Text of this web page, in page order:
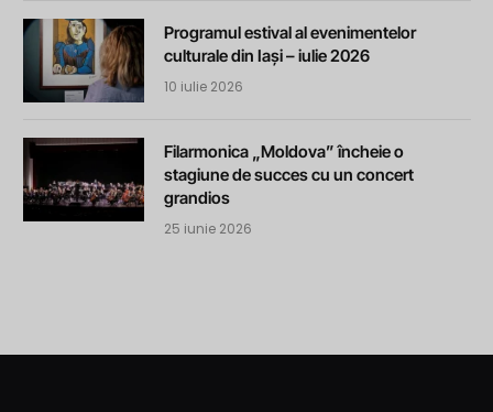
Programul estival al evenimentelor
culturale din Iași – iulie 2026
10 iulie 2026
Filarmonica „Moldova” încheie o
stagiune de succes cu un concert
grandios
25 iunie 2026